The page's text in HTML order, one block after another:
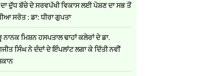
ਦਾ ਦੁੱਧ ਬੱਚੇ ਦੇ ਸਰਵਪੱਖੀ ਵਿਕਾਸ ਲਈ ਪੋਸ਼ਣ ਦਾ ਸਭ ਤੋਂ
ਸਰੋਤ : ਡਾ: ਧੀਰਾ ਗੁਪਤਾ
ਨਾਨਕ ਮਿਸ਼ਨ ਹਸਪਤਾਲ ਢਾਹਾਂ ਕਲੇਰਾਂ ਦੇ ਡਾ.
ਸਿੰਘ ਨੇ ਦੰਦਾਂ ਦੇ ਇੰਪਲਾਂਟ ਲਗਾ ਕੇ ਦਿੱਤੀ ਨਵੀਂ